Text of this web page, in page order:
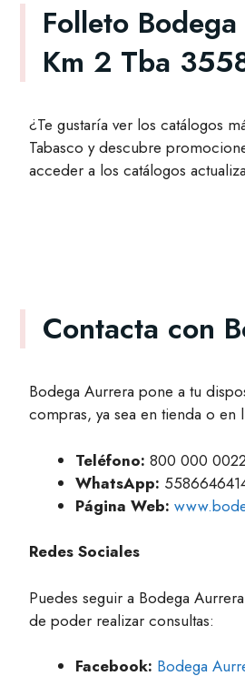
Folleto
Km 2 Tba
¿Te gustaría ver los catálogos
Tabasco y descubre
acceder a los catálogos
Contacta con
Bodega Aurrera pone a tu
compras, ya sea en tienda o
Teléfono: 800 000
WhatsApp:
Página Web:
Redes Sociales
Puedes seguir a Bodega
de poder realizar consultas:
Facebook: Bodega